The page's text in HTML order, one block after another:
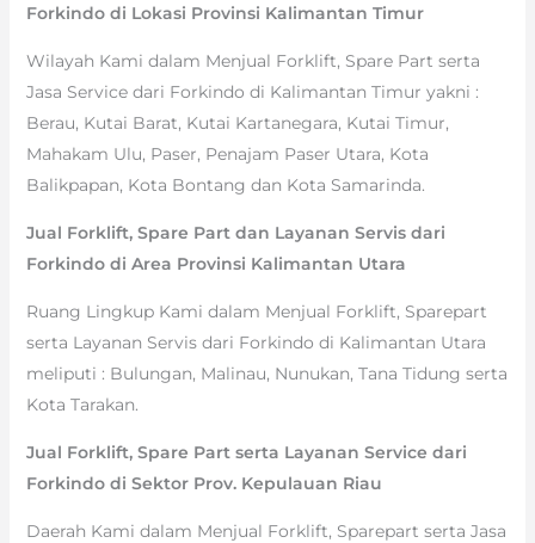
Forkindo di Lokasi Provinsi Kalimantan Timur
Wilayah Kami dalam Menjual Forklift, Spare Part serta
Jasa Service dari Forkindo di Kalimantan Timur yakni :
Berau, Kutai Barat, Kutai Kartanegara, Kutai Timur,
Mahakam Ulu, Paser, Penajam Paser Utara, Kota
Balikpapan, Kota Bontang dan Kota Samarinda.
Jual Forklift, Spare Part dan Layanan Servis dari
Forkindo di Area Provinsi Kalimantan Utara
Ruang Lingkup Kami dalam Menjual Forklift, Sparepart
serta Layanan Servis dari Forkindo di Kalimantan Utara
meliputi : Bulungan, Malinau, Nunukan, Tana Tidung serta
Kota Tarakan.
Jual Forklift, Spare Part serta Layanan Service dari
Forkindo di Sektor Prov. Kepulauan Riau
Daerah Kami dalam Menjual Forklift, Sparepart serta Jasa